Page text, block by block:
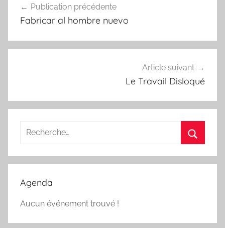
de
Publication précédente
Fabricar al hombre nuevo
Article suivant
Le Travail Disloqué
Recherche
:
Agenda
Aucun événement trouvé !